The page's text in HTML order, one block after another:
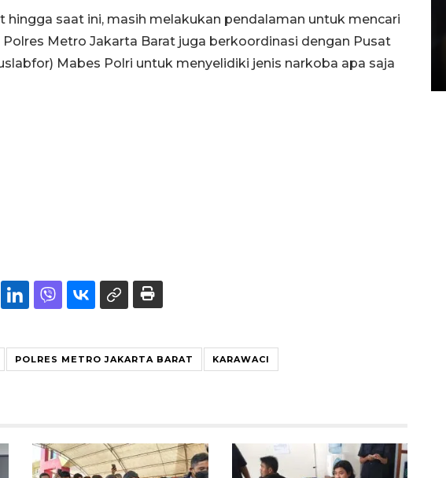
hingga saat ini, masih melakukan pendalaman untuk mencari
Metro Jakarta Barat juga berkoordinasi dengan Pusat
Mabes Polri untuk menyelidiki jenis narkoba apa saja
POLRES METRO JAKARTA BARAT KARAWACI
Layanan pembuatan SIM Baru
di Satpas Polresta Palu
15 July 2026 14:08 WIB